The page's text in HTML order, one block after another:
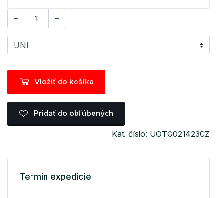
Vložiť do košíka
Pridať do obľúbených
Kat. číslo: UOTG021423CZ
Termín expedície